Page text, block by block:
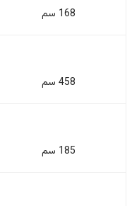
168 سم
458 سم
185 سم